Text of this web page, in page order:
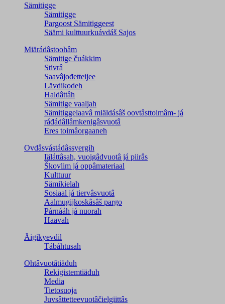
Sämitigge
Sämitigge
Pargoost Sämitiggeest
Säämi kulttuurkuávdáš Sajos
Miärádâstoohâm
Sämitige čuákkim
Stivrâ
Saavâjođetteijee
Lävdikodeh
Haldâttâh
Sämitige vaaljah
Sämitiggelaavâ miäldásâš oovtâsttoimâm- já
ráđádâllâmkenigâsvuotâ
Eres toimâorgaaneh
Ovdâsvástádâssyergih
Iäláttâsah, vuoigâdvuotâ já piirâs
Škovlim já oppâmateriaal
Kulttuur
Sämikielah
Sosiaal já tiervâsvuotâ
Aalmugijkoskâsâš pargo
Párnááh já nuorah
Haavah
Äigikyevdil
Tábáhtusah
Ohtâvuotâtiäđuh
Rekigistemtiäđuh
Media
Tietosuoja
Juvsâttetteevuotâčielgiittâs